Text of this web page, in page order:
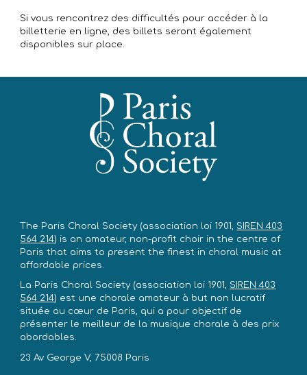
Si vous rencontrez des difficultés pour accéder à la
billetterie en ligne, des billets seront également
disponibles sur place.
The Paris Choral Society (association loi 1901, SIREN 403
564 214) is an amateur, non-profit choir in the centre of
Paris that aims to present the finest in choral music at
affordable prices.
La Paris Choral Society (association loi 1901, SIREN 403
564 214) est une chorale amateur à but non lucratif
située au cœur de Paris, qui a pour objectif de
présenter le meilleur de la musique chorale à des prix
abordables.
23 Av George V, 75008 Paris